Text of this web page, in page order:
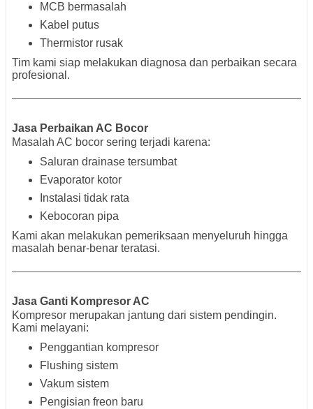
MCB bermasalah
Kabel putus
Thermistor rusak
Tim kami siap melakukan diagnosa dan perbaikan secara
profesional.
Jasa Perbaikan AC Bocor
Masalah AC bocor sering terjadi karena:
Saluran drainase tersumbat
Evaporator kotor
Instalasi tidak rata
Kebocoran pipa
Kami akan melakukan pemeriksaan menyeluruh hingga
masalah benar-benar teratasi.
Jasa Ganti Kompresor AC
Kompresor merupakan jantung dari sistem pendingin.
Kami melayani:
Penggantian kompresor
Flushing sistem
Vakum sistem
Pengisian freon baru